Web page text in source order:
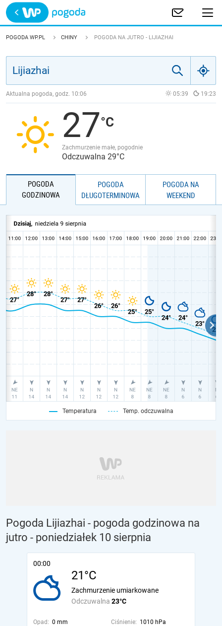
Trwa ładowanie
POLSKA
JAKOŚĆ POWIETRZA
POGODA WP.PL CHINY POGODA NA JUTRO - LIJIAZHAI
Aktualna pogoda, godz. 10:06 05:39 19:23
27
Zachmurzenie małe, pogodnie
Odczuwalna 29°C
POGODA
GODZINOWA
POGODA
DŁUGOTERMINOWA
POGODA NA
WEEKEND
Temperatura Temp. odczuwalna
Pogoda Lijiazhai - pogoda godzinowa na
jutro - poniedziałek 10 sierpnia
00:00
21°C
Odczuwalna 23°C
Zachmurzenie umiarkowane
Opad: 0 mm Ciśnienie: 1010 hPa